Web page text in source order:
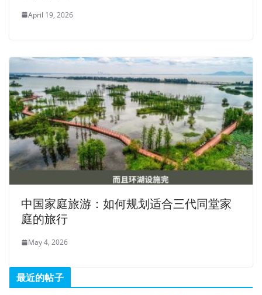
April 19, 2026
中国家庭旅游：如何规划适合三代同堂家
庭的旅行
May 4, 2026
最近的帖子